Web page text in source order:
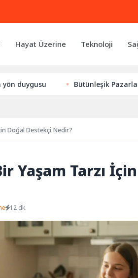
Hayat Üzerine Teknoloji
Bütünleşik Pazarlama:
Doğal Destekçi Nedir?
Yaşam Tarzı
12 dk.